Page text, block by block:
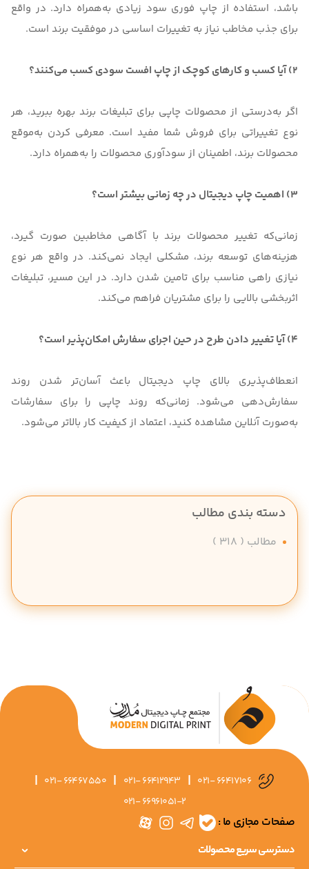
باشد، استفاده از چاپ فوری سود زیادی به‌همراه دارد. در واقع
برای جذب مخاطب نیاز به تغییرات اساسی در موفقیت برند است.
2) آیا کسب و کارهای کوچک از چاپ افست سودی کسب می‌کنند؟
اگر به‌درستی از محصولات چاپی برای تبلیغات برند بهره ببرید، هر
نوع تغییراتی برای فروش شما مفید است. معرفی کردن به‌موقع
محصولات برند، اطمینان از سودآوری محصولات را به‌همراه دارد.
3) اهمیت چاپ دیجیتال در چه زمانی بیشتر است؟
زمانی‌که تغییر محصولات برند با آگاهی مخاطبین صورت گیرد،
هزینه‌های توسعه برند، مشکلی ایجاد نمی‌کند. در واقع هر نوع
نیازی راهی مناسب برای تامین شدن دارد. در این مسیر، تبلیغات
اثربخشی بالایی را برای مشتریان فراهم می‌کند.
4) آیا تغییر دادن طرح در حین اجرای سفارش امکان‌پذیر است؟
انعطاف‌پذیری بالای چاپ دیجیتال باعث آسان‌تر شدن روند
سفارش‌دهی می‌شود. زمانی‌که روند چاپی را برای سفارشات
به‌صورت آنلاین مشاهده کنید، اعتماد از کیفیت کار بالاتر می‌شود.
دسته بندی مطالب
مطالب ( 318 )
021- 66417106
|
021- 66412943
|
021- 66467550
|
021- 66961051-2
صفحات مجازی ما :
دسترسی سریع محصولات